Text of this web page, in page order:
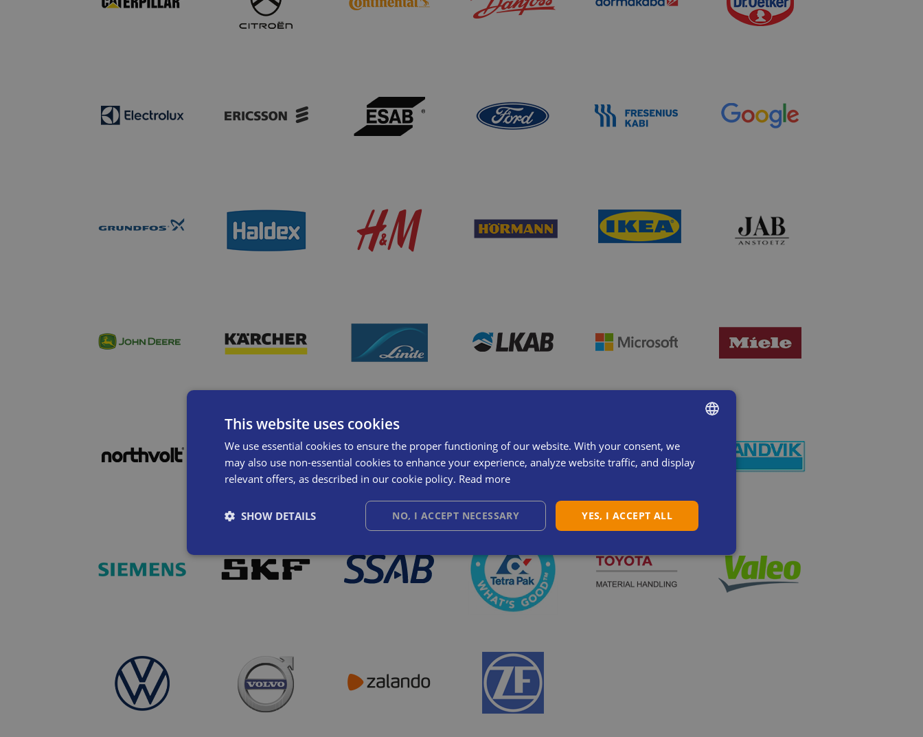
ENGLISH
SWEDISH
ITALIAN
This website uses cookies
We use essential cookies to ensure the proper functioning of our website. With your consent, we
may also use non-essential cookies to enhance your experience, analyze website traffic, and display
relevant offers, as described in our cookie policy. Read more
YES, I ACCEPT ALL
NO, I ACCEPT NECESSARY
SHOW DETAILS